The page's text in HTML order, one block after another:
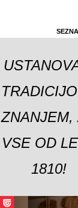
ZNANJEM,
VSE OD
1810!